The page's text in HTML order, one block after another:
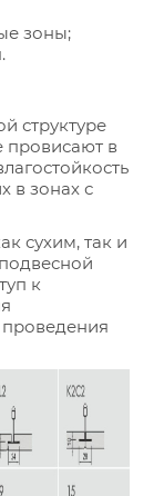
зоны;
структуре
провисают в
в зонах с
сухим, так и
к